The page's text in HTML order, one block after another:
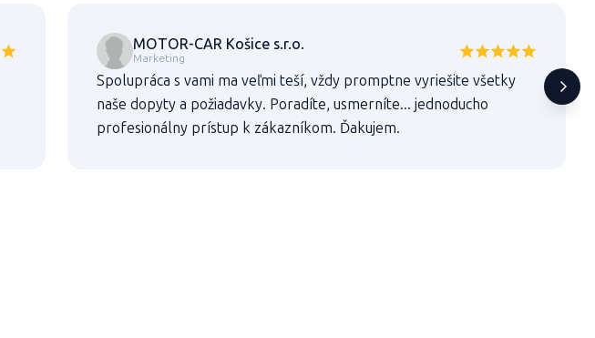
MOTOR-CAR Košice s.r.o.
Marketing
Spolupráca s vami ma veľmi teší, vždy promptne vyriešite všetky
naše dopyty a požiadavky. Poradíte, usmerníte... jednoducho
profesionálny prístup k zákazníkom. Ďakujem.